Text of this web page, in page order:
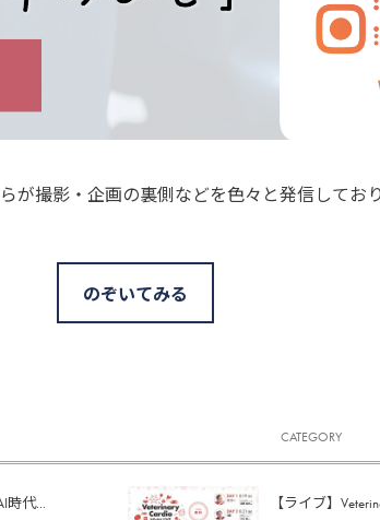
らが撮影・企画の裏側などを色々と発信してお
のぞいてみる
CATEGORY
時代... 【ライブ】